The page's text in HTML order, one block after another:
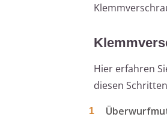
Hier erfahren
diesen